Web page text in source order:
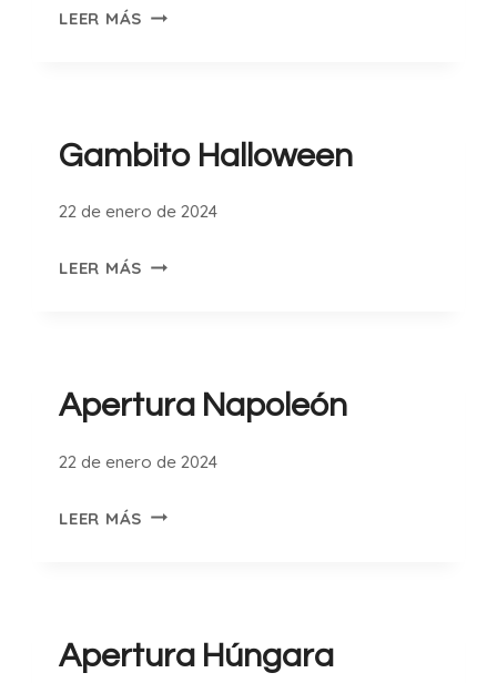
LEER MÁS DEFENSA
Gambito Halloween
22 de enero de 2024
LEER MÁS GAMBITO
Apertura Napoleón
22 de enero de 2024
LEER MÁS APERTURA
Apertura Húngara